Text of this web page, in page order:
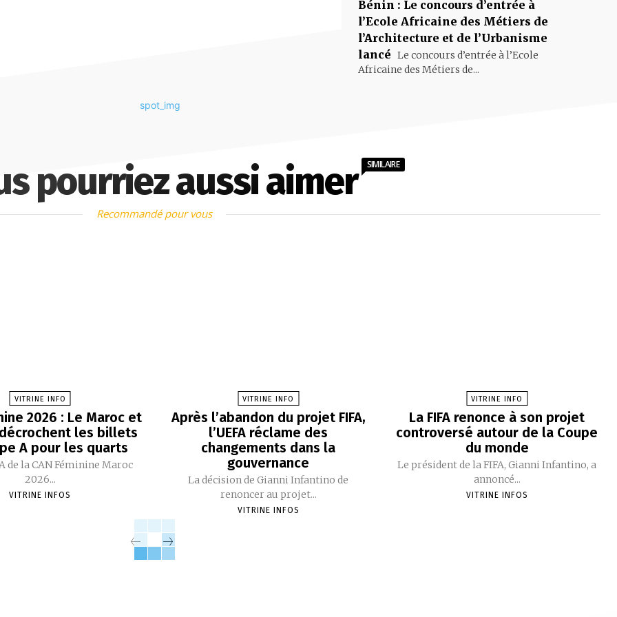
Bénin : Le concours d’entrée à
l’Ecole Africaine des Métiers de
l’Architecture et de l’Urbanisme
lancé Le concours d’entrée à l’Ecole
Africaine des Métiers de...
pourriez aussi aimer SIMILAIRE
Recommandé pour vous
VITRINE INFO
2026 : Le Maroc et
les billets
A pour les quarts
de la CAN Féminine Maroc
2026...
VITRINE INFOS
VITRINE INFO
Après l’abandon du projet FIFA,
l’UEFA réclame des
changements dans la
gouvernance
La décision de Gianni Infantino de
renoncer au projet...
VITRINE INFOS
VITRINE INFO
La FIFA renonce à son projet
controversé autour de la Coupe
du monde
Le président de la FIFA, Gianni Infantino, a
annoncé...
VITRINE INFOS